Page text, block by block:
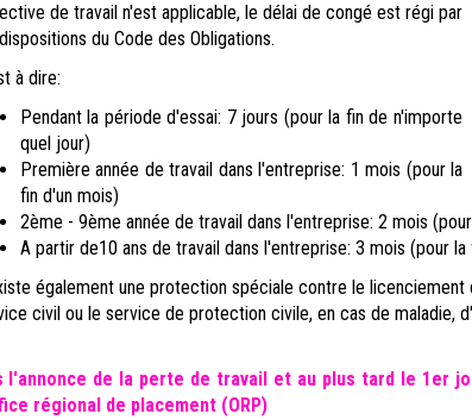
de travail n'est applicable, le délai de congé est régi par
du Code des Obligations.
à dire:
Pendant la période d'essai: 7 jours (pour la fin de n'importe
quel jour)
Première année de travail dans l'entreprise: 1 mois (pour la
fin d'un mois)
2ème - 9ème année de travail dans l'entreprise: 2 mois
A partir de10 ans de travail dans l'entreprise: 3 mois (pour la
également une protection spéciale contre le licenciement
civil ou le service de protection civile, en cas de maladie,
l'annonce de la perte de travail et au plus tard le 1er
régional de placement (ORP)